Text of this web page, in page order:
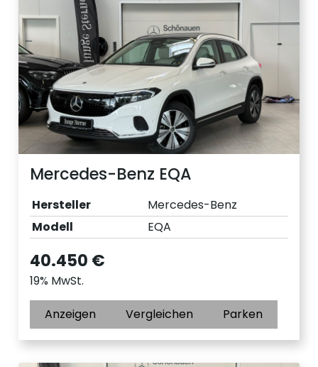
Mercedes-Benz EQA
Hersteller
Mercedes-Benz
Modell
EQA
40.450 €
19% MwSt.
Anzeigen Vergleichen Parken